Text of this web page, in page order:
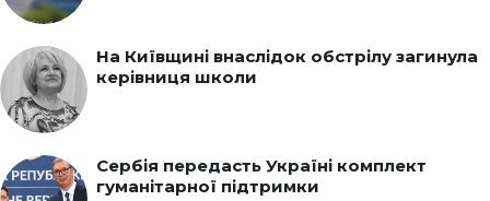
На Київщині внаслідок обстрілу загинула
керівниця школи
Сербія передасть Україні комплект
гуманітарної підтримки